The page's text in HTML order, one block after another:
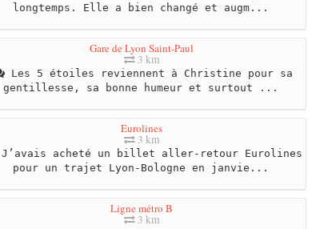
longtemps. Elle a bien changé et augm...
Gare de Lyon Saint-Paul
3 km
Les 5 étoiles reviennent à Christine pour sa
gentillesse, sa bonne humeur et surtout ...
Eurolines
3 km
J’avais acheté un billet aller-retour Eurolines
pour un trajet Lyon-Bologne en janvie...
Ligne métro B
3 km